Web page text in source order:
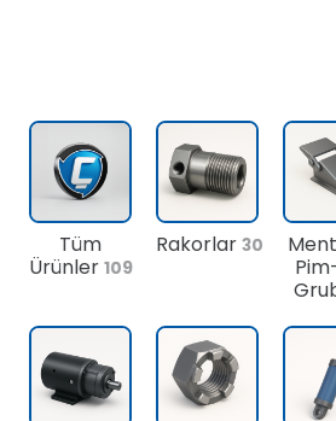
Tüm
Ürünler 109
Rakorlar 30